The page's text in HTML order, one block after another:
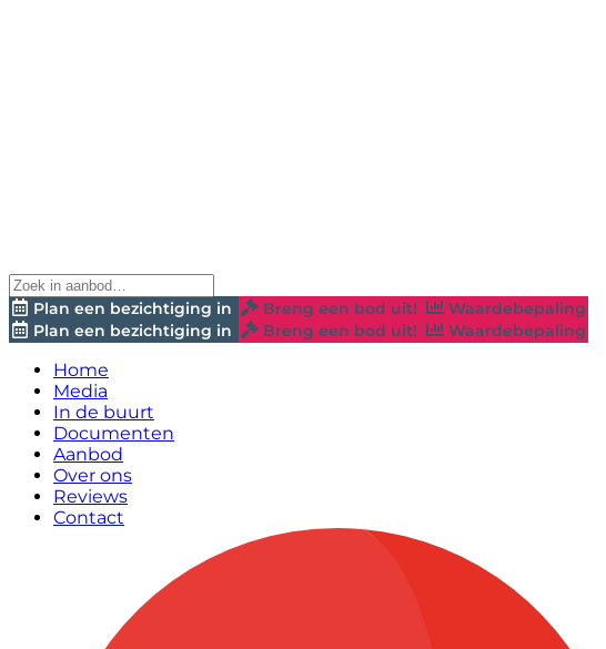
Plan een bezichtiging in Breng een bod uit!
Waardebepaling
Plan een bezichtiging in
Breng een bod uit! Waardebepaling
Home
Media
In de buurt
Documenten
Aanbod
Over ons
Reviews
Contact